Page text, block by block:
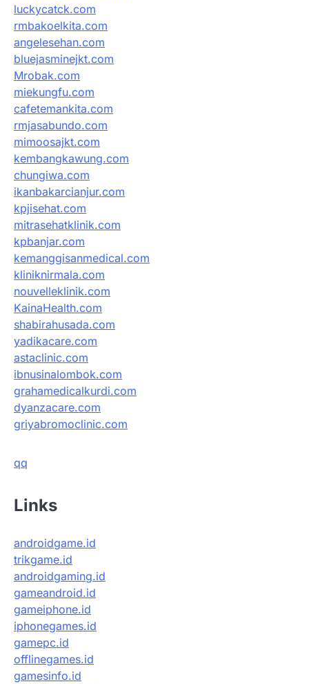
luckycatck.com
rmbakoelkita.com
angelesehan.com
bluejasminejkt.com
Mrobak.com
miekungfu.com
cafetemankita.com
rmjasabundo.com
mimoosajkt.com
kembangkawung.com
chungiwa.com
ikanbakarcianjur.com
kpjisehat.com
mitrasehatklinik.com
kpbanjar.com
kemanggisanmedical.com
kliniknirmala.com
nouvelleklinik.com
KainaHealth.com
shabirahusada.com
yadikacare.com
astaclinic.com
ibnusinalombok.com
grahamedicalkurdi.com
dyanzacare.com
griyabromoclinic.com
qq
Links
androidgame.id
trikgame.id
androidgaming.id
gameandroid.id
gameiphone.id
iphonegames.id
gamepc.id
offlinegames.id
gamesinfo.id